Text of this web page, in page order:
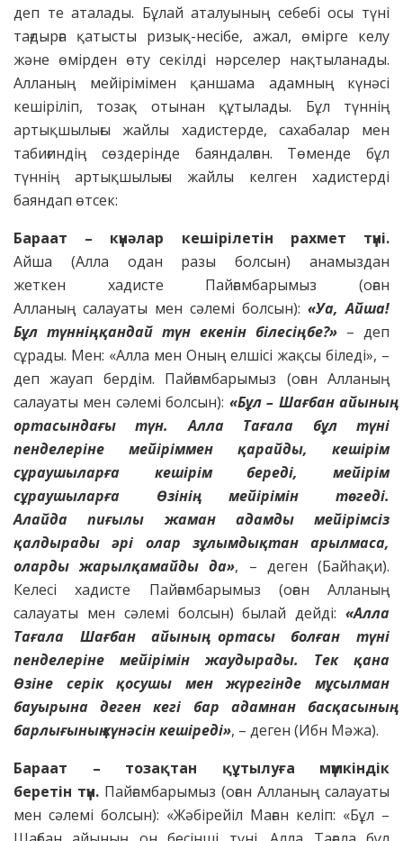
деп те аталады. Бұлай аталуының себебі осы түні
тағдырға қатысты ризық-несібе, ажал, өмірге келу
және өмірден өту секілді нәрселер нақтыланады.
Алланың мейірімімен қаншама адамның күнәсі
кешіріліп, тозақ отынан құтылады. Бұл түннің
артықшылығы жайлы хадистерде, сахабалар мен
табиғиндің сөздерінде баяндалған. Төменде бұл
түннің артықшылығы жайлы келген хадистерді
баяндап өтсек:
Бараат – күнәлар кешірілетін рахмет түні.
Айша (Алла одан разы болсын) анамыздан
жеткен хадисте Пайғамбарымыз (оған
Алланың салауаты мен сәлемі болсын): «Уа, Айша!
Бұлтүннің қандай түн екенін білесің бе?»– деп
сұрады. Мен: «Алла мен Оның елшісі жақсы біледі», –
деп жауап бердім. Пайғамбарымыз (оған Алланың
салауаты мен сәлемі болсын): «Бұл – Шағбан айының
ортасындағытүн. Алла Тағала бұл түні
пенделеріне мейіріммен қарайды, кешірім
сұраушыларға кешірім береді, мейірім
сұраушыларға Өзінің мейірімін төгеді.
Алайда пиғылы жаман адамды мейірімсіз
қалдырады әрі олар зұлымдықтан арылмаса,
оларды жарылқамайды да», – деген (Байһақи).
Келесі хадисте Пайғамбарымыз (оған Алланың
салауаты мен сәлемі болсын) былай дейді: «Алла
Тағала Шағбан айының ортасы болған түні
пенделеріне мейірімін жаудырады. Тек қана
Өзіне серік қосушы мен жүрегінде мұсылман
бауырына деген кегі бар адамнан басқасының
барлығының күнәсінкешіреді», – деген (Ибн Мәжа).
Бараат – тозақтан құтылуға мүмкіндік
беретін түн. Пайғамбарымыз (оған Алланың салауаты
мен сәлемі болсын): «Жәбірейіл Маған келіп: «Бұл –